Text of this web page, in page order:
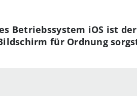
Betriebssystem iOS ist
für Ordnung